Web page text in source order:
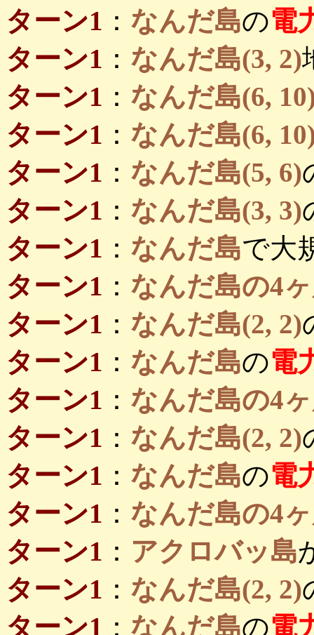
ターン1 ： なんだ島の電
ターン1 ： なんだ島(3, 2)
ターン1 ： なんだ島(6,
ターン1 ： なんだ島(6,
ターン1 ： なんだ島(5, 6)
ターン1 ： なんだ島(3, 3)
ターン1 ： なんだ島で大
ターン1 ： なんだ島の4
ターン1 ： なんだ島(2, 2)
ターン1 ： なんだ島の電
ターン1 ： なんだ島の4
ターン1 ： なんだ島(2, 2)
ターン1 ： なんだ島の電
ターン1 ： なんだ島の4
ターン1 ： アクロバッ島
ターン1 ： なんだ島(2, 2)
ターン1 ： なんだ島の電